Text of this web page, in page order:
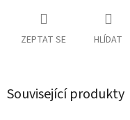
ZEPTAT SE HLÍDAT
Související produkty